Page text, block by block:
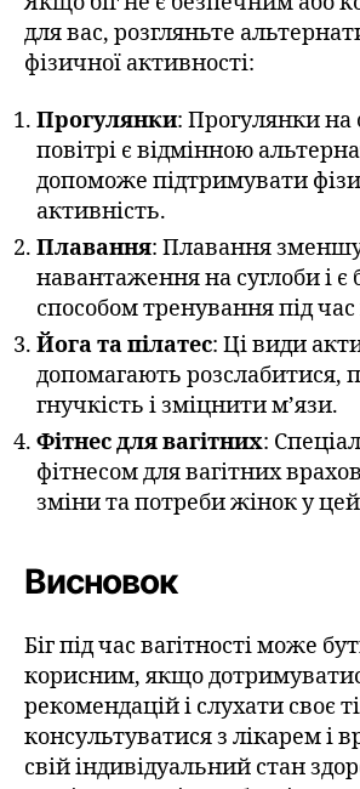
для вас, розгляньте
фізичної активності:
Прогулянки: Прогулянки на
повітрі є відмінною
допоможе підтримувати
активність.
Плавання: Плавання
навантаження на суглоби і
способом тренування під час
Йога та пілатес: Ці види
допомагають розслабитися,
гнучкість і зміцнити м’язи.
Фітнес для вагітних:
фітнесом для вагітних
зміни та потреби жінок у
Висновок
Біг під час вагітності може
корисним, якщо
рекомендацій і слухати своє
консультуватися з лікарем і
свій індивідуальний стан